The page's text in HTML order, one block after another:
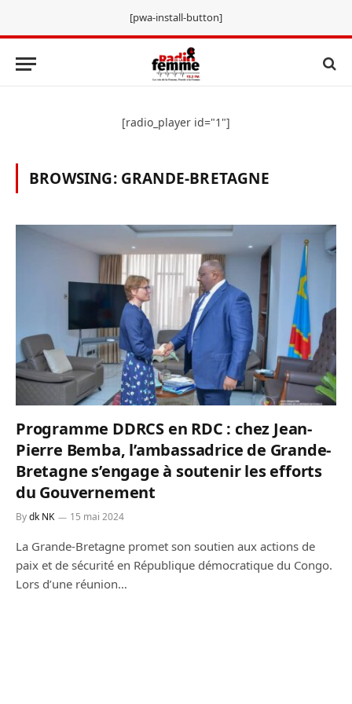
[pwa-install-button]
[radio_player id="1"]
BROWSING: GRANDE-BRETAGNE
Programme DDRCS en RDC : chez Jean-
Pierre Bemba, l’ambassadrice de Grande-
Bretagne s’engage à soutenir les efforts
du Gouvernement
Bydk NK 15 mai 2024
La Grande-Bretagne promet son soutien aux actions de
paix et de sécurité en République démocratique du Congo.
Lors d’une réunion…